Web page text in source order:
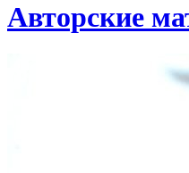
Авторские